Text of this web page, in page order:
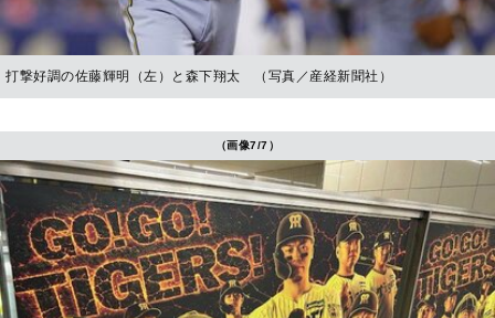
打撃好調の佐藤輝明（左）と森下翔太 （写真／産経新聞社）
（画像7/7）